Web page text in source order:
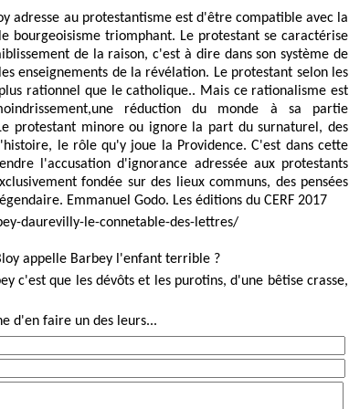
adresse au protestantisme est d'être compatible avec la
bourgeoisisme triomphant. Le protestant se caractérise
de la raison, c'est à dire dans son système de
enseignements de la révélation. Le protestant selon les
rationnel que le catholique.. Mais ce rationalisme est
réduction du monde à sa partie
protestant minore ou ignore la part du surnaturel, des
le rôle qu'y joue la Providence. C'est dans cette
l'accusation d'ignorance adressée aux protestants
fondée sur des lieux communs, des pensées
Emmanuel Godo. Les éditions du CERF 2017
daurevilly-le-connetable-des-lettres/
appelle Barbey l'enfant terrible ?
c'est que les dévôts et les purotins, d'une bêtise crasse,
d'en faire un des leurs...